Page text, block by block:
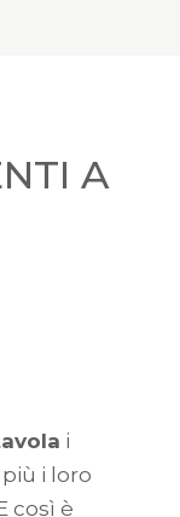
A
i
i loro
così è